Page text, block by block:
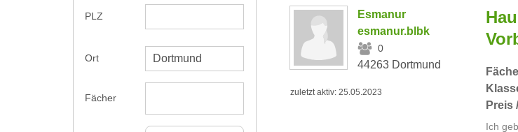
PLZ
Ort
Fächer
Esmanur
esmanur.blbk
0
44263 Dortmund
zuletzt aktiv: 25.05.2023
Preis
Ich